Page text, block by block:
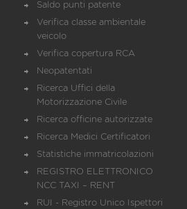
Saldo punti patente
Verifica classe ambientale
veicolo
Verifica copertura RCA
Neopatentati
Ricerca Uffici della
Motorizzazione Civile
Ricerca officine autorizzate
Ricerca Medici Certificatori
Statistiche immatricolazioni
REGISTRO ELETTRONICO
NCC TAXI – RENT
RUI - Registro Unico Ispettori